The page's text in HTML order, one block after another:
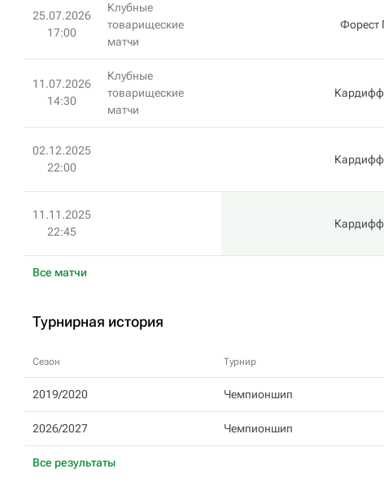
Все матчи
25.07.2026
17:00
Клубные
товарищеские
матчи
Форест
11.07.2026
14:30
Клубные
товарищеские
матчи
Кардифф
02.12.2025
22:00
Кардифф
11.11.2025
22:45
Кардифф
Турнирная история
Сезон Турнир
2019/2020 Чемпионшип
2026/2027 Чемпионшип
Все результаты